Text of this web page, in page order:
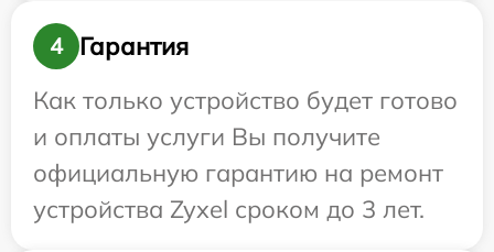
4
Гарантия
Как только устройство будет готово
и оплаты услуги Вы получите
официальную гарантию на ремонт
устройства Zyxel сроком до 3 лет.